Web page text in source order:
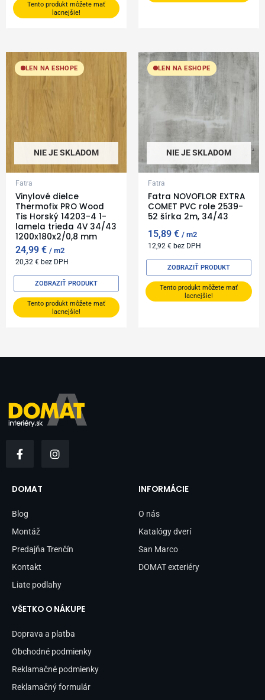
Tento produkt môžete mať
lacnejšie!
LEN NA ESHOPE
NIE JE SKLADOM
Fatra
Vinylové dielce
Thermofix PRO Wood
Tis Horský 14203-4 1-
lamela trieda 4V 34/43
1200x180x2/0,8 mm
24,99€ m2
20,32€ bez DPH
Tento produkt môžete mať
lacnejšie!
ZOBRAZIŤ PRODUKT
LEN NA ESHOPE
NIE JE SKLADOM
Fatra
Fatra NOVOFLOR EXTRA
COMET PVC role 2539-
52 šírka 2m, 34/43
15,89€ m2
12,92€ bez DPH
Tento produkt môžete mať
lacnejšie!
ZOBRAZIŤ PRODUKT
a
b
o
k
-
n
DOMAT
Blog
Montáž
Predajňa Trenčín
Kontakt
Liate podlahy
INFORMÁCIE
O nás
Katalógy dverí
San Marco
DOMAT exteriéry
VŠETKO O NÁKUPE
Doprava a platba
Obchodné podmienky
Reklamačné podmienky
Reklamačný formulár